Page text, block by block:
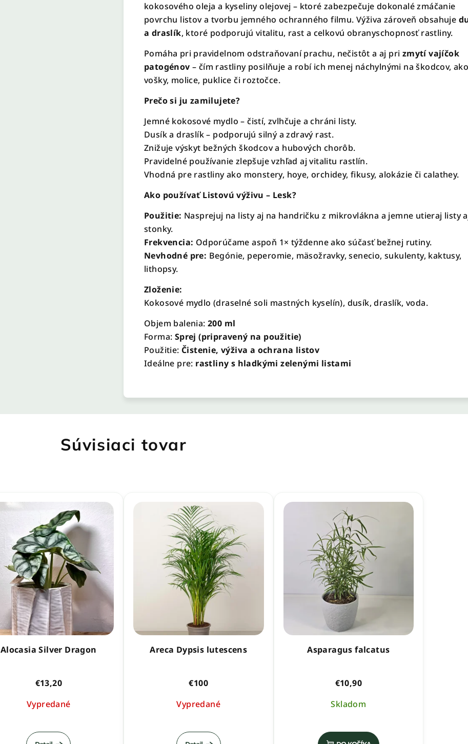
kokosového oleja a kyseliny olejovej – ktoré zabezpečuje dokonalé zmáčanie
povrchu listov a tvorbu jemného ochranného filmu. Výživa zároveň obsahuje
a draslík, ktoré podporujú vitalitu, rast a celkovú obranyschopnosť rastliny.
Pomáha pri pravidelnom odstraňovaní prachu, nečistôt a aj pri zmytí vajíčok
patogénov – čím rastliny posilňuje a robí ich menej náchylnými na škodcov,
vošky, molice, puklice či roztočce.
Prečo si ju zamilujete?
Jemné kokosové mydlo – čistí, zvlhčuje a chráni listy.
Dusík a draslík – podporujú silný a zdravý rast.
Znižuje výskyt bežných škodcov a hubových chorôb.
Pravidelné používanie zlepšuje vzhľad aj vitalitu rastlín.
Vhodná pre rastliny ako monstery, hoye, orchidey, fikusy, alokázie či calathey.
Ako používať Listovú výživu – Lesk?
Použitie: Nasprejuj na listy aj na handričku z mikrovlákna a jemne utieraj listy
stonky.
Frekvencia: Odporúčame aspoň 1× týždenne ako súčasť bežnej rutiny.
Nevhodné pre: Begónie, peperomie, mäsožravky, senecio, sukulenty, kaktusy,
lithopsy.
Zloženie:
Kokosové mydlo (draselné soli mastných kyselín), dusík, draslík, voda.
Objem balenia: 200 ml
Forma: Sprej (pripravený na použitie)
Použitie: Čistenie, výživa a ochrana listov
Ideálne pre: rastliny s hladkými zelenými listami
Súvisiaci tovar
Alocasia Silver Dragon
€13,20
Vypredané
Areca Dypsis lutescens
€100
Vypredané
Asparagus falcatus
€10,90
Skladom
hodnotenie